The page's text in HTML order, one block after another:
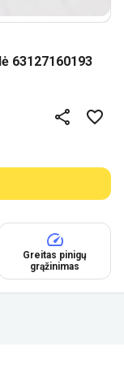
63127160193
Greitas pinigų
grąžinimas